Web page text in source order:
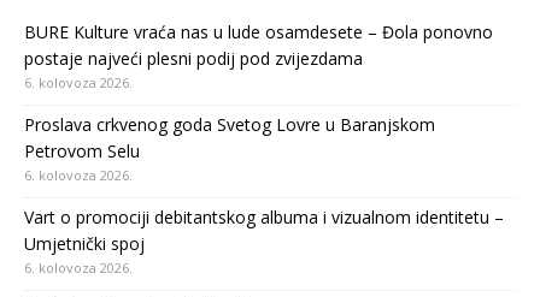
BURE Kulture vraća nas u lude osamdesete – Đola ponovno
postaje najveći plesni podij pod zvijezdama
6. kolovoza 2026.
Proslava crkvenog goda Svetog Lovre u Baranjskom
Petrovom Selu
6. kolovoza 2026.
Vart o promociji debitantskog albuma i vizualnom identitetu –
Umjetnički spoj
6. kolovoza 2026.